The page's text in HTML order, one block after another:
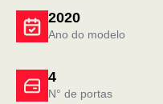
4
N° de portas
2020
Ano do modelo